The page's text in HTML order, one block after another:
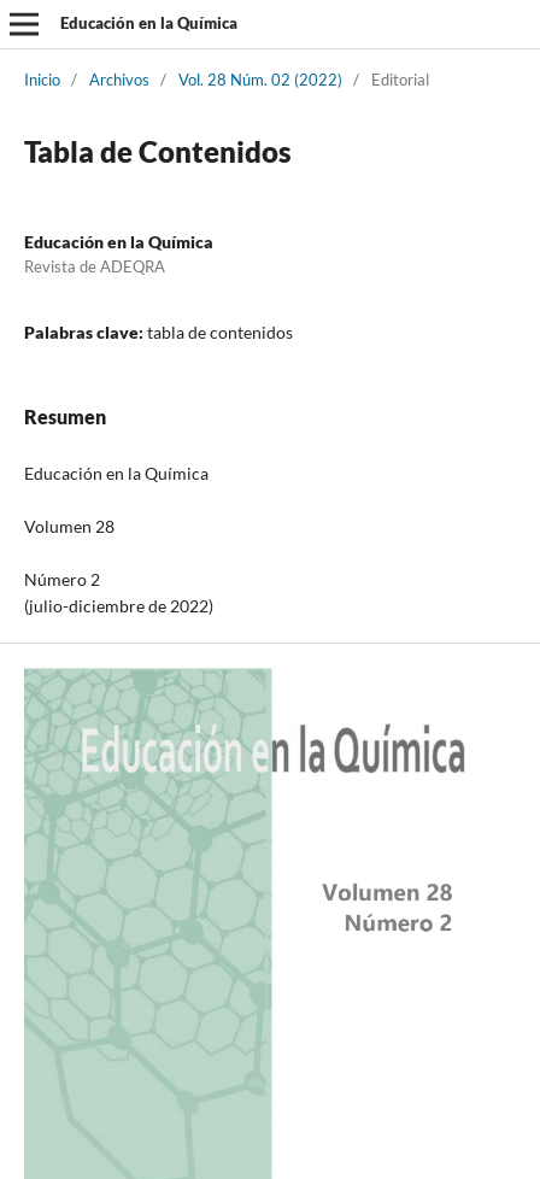
Educación en la Química
Inicio / Archivos / Vol. 28 Núm. 02 (2022) / Editorial
Tabla de Contenidos
Educación en la Química
Revista de ADEQRA
Palabras clave: tabla de contenidos
Resumen
Educación en la Química
Volumen 28
Número 2
(julio-diciembre de 2022)